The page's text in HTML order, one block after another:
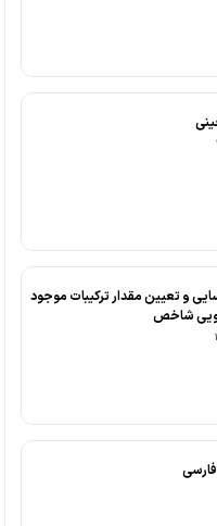
و تعیین مقدار ترکیبات موجود
شاخص